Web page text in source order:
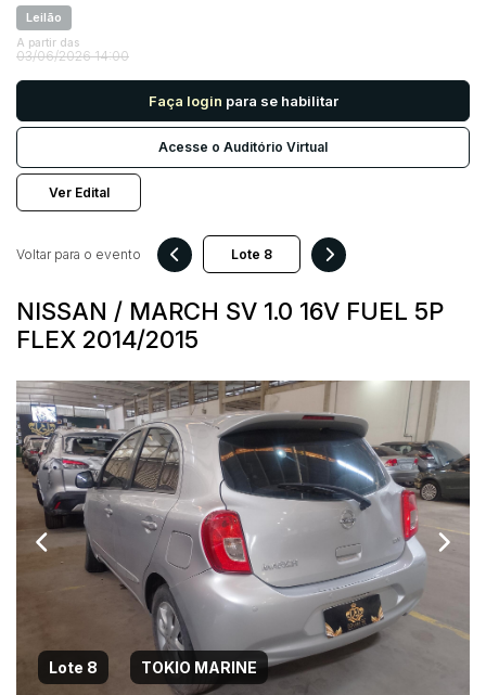
Utilitário
R$
Leilão
A partir das
03/06/2026 14:00
Faça login para se habilitar
Acesse o Auditório Virtual
Ver Edital
NISSAN / MARCH SV 1.0 16V FUEL 5P
FLEX 2014/2015
Voltar para o evento
Lote 8 TOKIO MARINE